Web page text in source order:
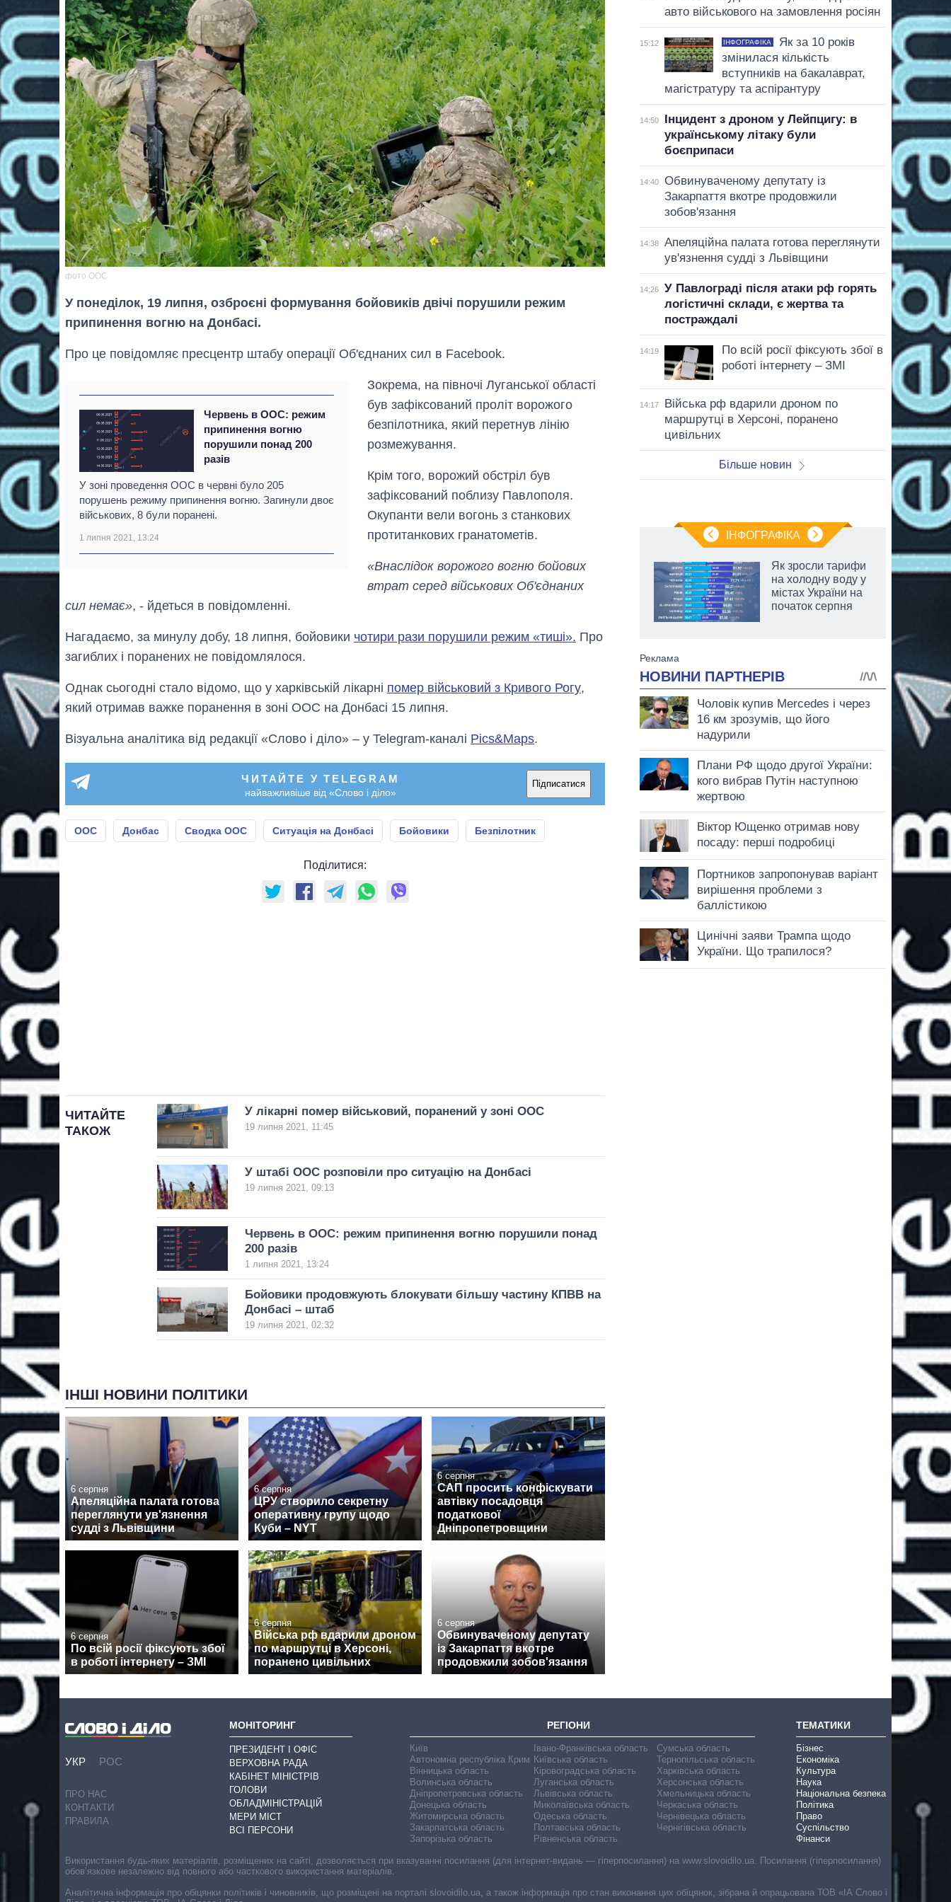
фото ООС
У понеділок, 19 липня, озброєні формування бойовиків двічі порушили режим
припинення вогню на Донбасі.
Про це повідомляє пресцентр штабу операції Об'єднаних сил в Facebook.
Червень в ООС: режим
припинення вогню
порушили понад 200
разів
У зоні проведення ООС в червні було 205
порушень режиму припинення вогню. Загинули двоє
військових, 8 були поранені.
1 липня 2021, 13:24
Зокрема, на півночі Луганської області
був зафіксований проліт ворожого
безпілотника, який перетнув лінію
розмежування.
Крім того, ворожий обстріл був
зафіксований поблизу Павлополя.
Окупанти вели вогонь з станкових
протитанкових гранатометів.
«Внаслідок ворожого вогню бойових
втрат серед військових Об'єднаних
сил немає», - йдеться в повідомленні.
Нагадаємо, за минулу добу, 18 липня, бойовики чотири рази порушили режим «тиші». Про
загиблих і поранених не повідомлялося.
Однак сьогодні стало відомо, що у харківській лікарні помер військовий з Кривого Рогу,
який отримав важке поранення в зоні ООС на Донбасі 15 липня.
Візуальна аналітика від редакції «Слово і діло» – у Telegram-каналі Pics&Maps.
ЧИТАЙТЕ У TELEGRAM
найважливіше від «Слово і діло»
Підписатися
ООС Донбас Сводка ООС Ситуація на Донбасі Бойовики Безпілотник
Поділитися:
ЧИТАЙТЕ
ТАКОЖ
У лікарні помер військовий, поранений у зоні ООС
19 липня 2021, 11:45
У штабі ООС розповіли про ситуацію на Донбасі
19 липня 2021, 09:13
Червень в ООС: режим припинення вогню порушили понад
200 разів
1 липня 2021, 13:24
Бойовики продовжують блокувати більшу частину КПВВ на
Донбасі – штаб
19 липня 2021, 02:32
ІНШІ НОВИНИ ПОЛІТИКИ
6 серпня
Апеляційна палата готова
переглянути ув'язнення
судді з Львівщини
6 серпня
ЦРУ створило секретну
оперативну групу щодо
Куби – NYT
6 серпня
САП просить конфіскувати
автівку посадовця
податкової
Дніпропетровщини
6 серпня
По всій росії фіксують збої
в роботі інтернету – ЗМІ
6 серпня
Війська рф вдарили дроном
по маршрутці в Херсоні,
поранено цивільних
6 серпня
Обвинуваченому депутату
із Закарпаття вкотре
продовжили зобов'язання
авто військового на замовлення росіян
15:12 ІНФОГРАФІКА
Як за 10 років
змінилася кількість
вступників на бакалаврат,
магістратуру та аспірантуру
14:50
Інцидент з дроном у Лейпцигу: в
українському літаку були
боєприпаси
14:40
Обвинуваченому депутату із
Закарпаття вкотре продовжили
зобов'язання
14:38
Апеляційна палата готова переглянути
ув'язнення судді з Львівщини
14:26
У Павлограді після атаки рф горять
логістичні склади, є жертва та
постраждалі
14:19
По всій росії фіксують збої в
роботі інтернету – ЗМІ
14:17
Війська рф вдарили дроном по
маршрутці в Херсоні, поранено
цивільних
Більше новин
ІНФОГРАФІКА
Скільки картоплі
вирощували в
Україні до і під час
Як зросли тарифи
на холодну воду у
містах України на
початок серпня
УКР РОС
ПРО НАС
КОНТАКТИ
ПРАВИЛА
МОНІТОРИНГ
ПРЕЗИДЕНТ І ОФІС
ВЕРХОВНА РАДА
КАБІНЕТ МІНІСТРІВ
ГОЛОВИ
ОБЛАДМІНІСТРАЦІЙ
МЕРИ МІСТ
ВСІ ПЕРСОНИ
РЕГІОНИ
Київ
Автономна республіка Крим
Вінницька область
Волинська область
Дніпропетровська область
Донецька область
Житомирська область
Закарпатська область
Запорізька область
Івано-Франківська область
Київська область
Кіровоградська область
Луганська область
Львівська область
Миколаївська область
Одеська область
Полтавська область
Рівненська область
Сумська область
Тернопільська область
Харківська область
Херсонська область
Хмельницька область
Черкаська область
Чернівецька область
Чернігівська область
ТЕМАТИКИ
Бізнес
Економіка
Культура
Наука
Національна безпека
Політика
Право
Суспільство
Фінанси
Використання будь-яких матеріалів, розміщених на сайті, дозволяється при вказуванні посилання (для інтернет-видань — гіперпосилання) на www.slovoidilo.ua. Посилання (гіперпосилання)
обов’язкове незалежно від повного або часткового використання матеріалів.
Аналітична інформація про обіцянки політиків і чиновників, що розміщені на порталі slovoidilo.ua, а також інформація про стан виконання цих обіцянок, зібрана й опрацьована ТОВ «ІА Слово і